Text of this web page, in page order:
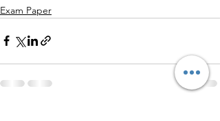
Exam Paper